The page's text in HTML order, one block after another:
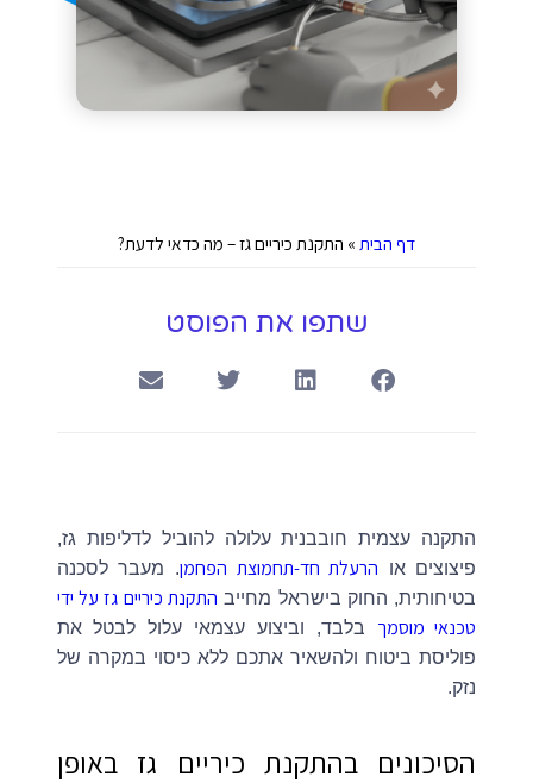
דף הבית » התקנת כיריים גז – מה כדאי לדעת?
שתפו את הפוסט
התקנה עצמית חובבנית עלולה להוביל לדליפות גז,
פיצוצים או הרעלת חד-תחמוצת הפחמן. מעבר לסכנה
בטיחותית, החוק בישראל מחייב התקנת כיריים גז על ידי
טכנאי מוסמך בלבד, וביצוע עצמאי עלול לבטל את
פוליסת ביטוח ולהשאיר אתכם ללא כיסוי במקרה של
נזק.
הסיכונים בהתקנת כיריים גז באופן